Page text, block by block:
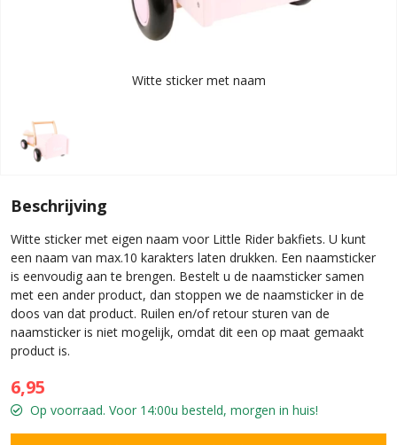
Witte sticker met naam
Beschrijving
Witte sticker met eigen naam voor Little Rider bakfiets. U kunt
een naam van max.10 karakters laten drukken. Een naamsticker
is eenvoudig aan te brengen. Bestelt u de naamsticker samen
met een ander product, dan stoppen we de naamsticker in de
doos van dat product. Ruilen en/of retour sturen van de
naamsticker is niet mogelijk, omdat dit een op maat gemaakt
product is.
6,95
Op voorraad. Voor 14:00u besteld, morgen in huis!